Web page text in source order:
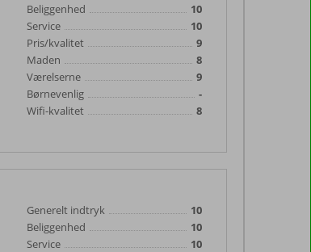
Beliggenhed
10
Service
10
Pris/kvalitet
9
Maden
8
Værelserne
9
Børnevenlig
-
Wifi-kvalitet
8
Generelt indtryk
10
Beliggenhed
10
Service
10